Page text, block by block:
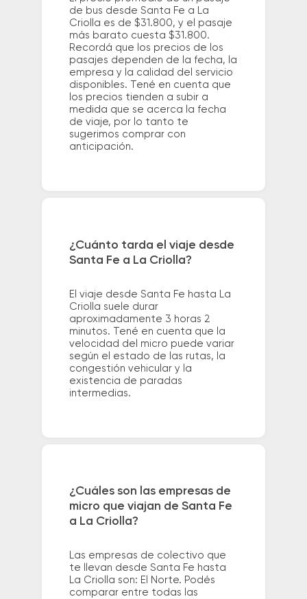
de bus desde Santa Fe a La
Criolla es de $31.800, y el pasaje
más barato cuesta $31.800.
Recordá que los precios de los
pasajes dependen de la fecha, la
empresa y la calidad del servicio
disponibles. Tené en cuenta que
los precios tienden a subir a
medida que se acerca la fecha
de viaje, por lo tanto te
sugerimos comprar con
anticipación.
¿Cuánto tarda el viaje desde
Santa Fe a La Criolla?
El viaje desde Santa Fe hasta La
Criolla suele durar
aproximadamente 3 horas 2
minutos. Tené en cuenta que la
velocidad del micro puede variar
según el estado de las rutas, la
congestión vehicular y la
existencia de paradas
intermedias.
¿Cuáles son las empresas de
micro que viajan de Santa Fe
a La Criolla?
Las empresas de colectivo que
te llevan desde Santa Fe hasta
La Criolla son: El Norte. Podés
comparar entre todas las